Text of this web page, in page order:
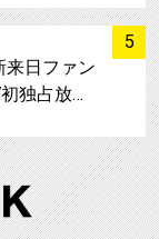
5
来日ファン
独占放…